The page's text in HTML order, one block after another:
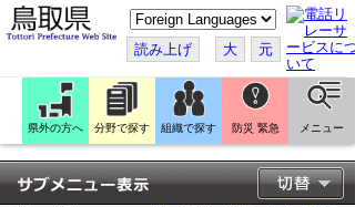
こ
の
ペ
ー
ジ
翻
訳
す
る
読み上げ 大 元
県外の方へ 分野で探す 組織で探す 防災 緊急 メニュー